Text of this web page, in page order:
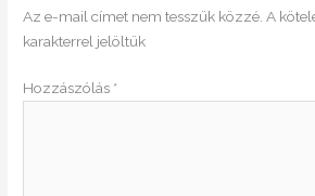
Az e-mail címet nem tesszük közzé. A
karakterrel jelöltük
Hozzászólás *